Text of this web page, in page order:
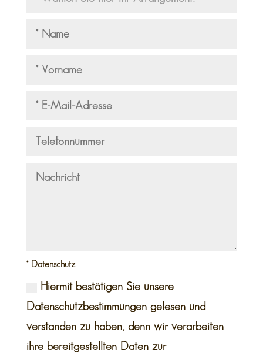
* Datenschutz
Hiermit bestätigen Sie unsere
Datenschutzbestimmungen gelesen und
verstanden zu haben, denn wir verarbeiten
ihre bereitgestellten Daten zur